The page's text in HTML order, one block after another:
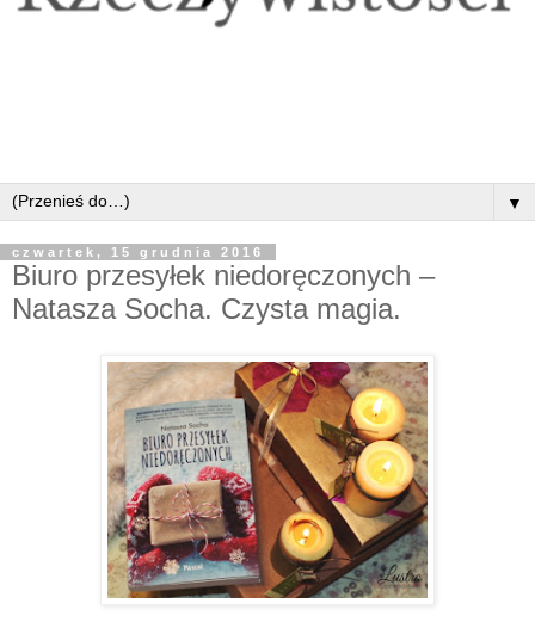
▼
czwartek, 15 grudnia 2016
Biuro przesyłek niedoręczonych –
Natasza Socha. Czysta magia.